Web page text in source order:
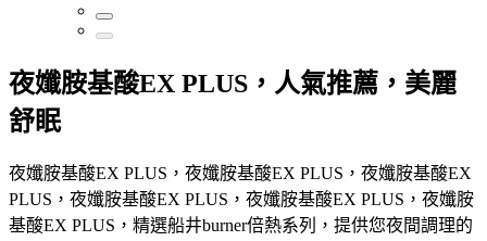
夜孅胺基酸EX PLUS，人氣推薦，美麗
舒眠
夜孅胺基酸EX PLUS，夜孅胺基酸EX PLUS，夜孅胺基酸EX
PLUS，夜孅胺基酸EX PLUS，夜孅胺基酸EX PLUS，夜孅胺
基酸EX PLUS，精選船井burner倍熱系列，提供您夜間調理的